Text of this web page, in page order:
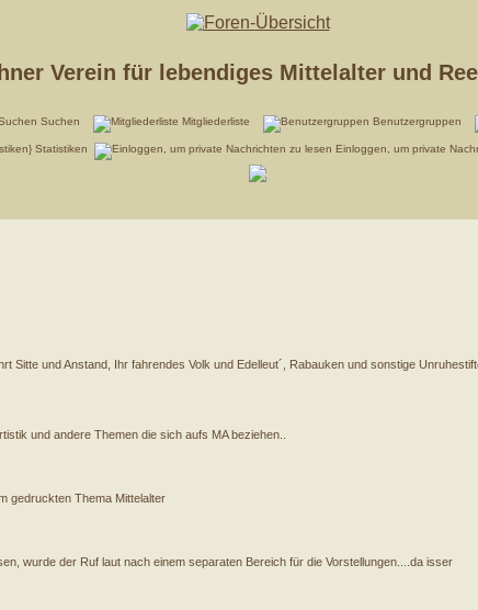
Verein für lebendiges Mittelalter und
Suchen Mitgliederliste Benutzergruppen
Statistiken Einloggen, um private
Sitte und Anstand, Ihr fahrendes Volk und Edelleut´, Rabauken und sonstige
und andere Themen die sich aufs MA beziehen..
gedruckten Thema Mittelalter
wurde der Ruf laut nach einem separaten Bereich für die Vorstellungen....da isser